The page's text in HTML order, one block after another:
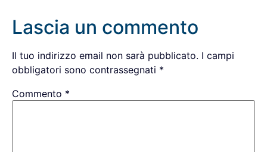
Lascia un commento
Il tuo indirizzo email non sarà pubblicato. I campi
obbligatori sono contrassegnati *
Commento *